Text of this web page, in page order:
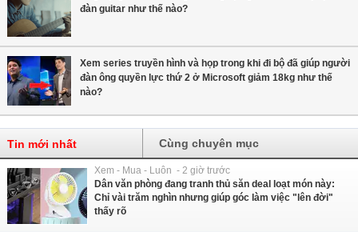
đàn guitar như thế nào?
Xem series truyền hình và họp trong khi đi bộ đã giúp người
đàn ông quyền lực thứ 2 ở Microsoft giảm 18kg như thế
nào?
Tin mới nhất Cùng chuyên mục
Xem - Mua - Luôn - 2 giờ trước
Dân văn phòng đang tranh thủ săn deal loạt món này:
Chỉ vài trăm nghìn nhưng giúp góc làm việc "lên đời"
thấy rõ